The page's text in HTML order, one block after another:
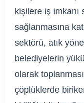
kişilere iş imkanı
sağlanmasına
sektörü, atık
belediyelerin
olarak
çöplüklerde